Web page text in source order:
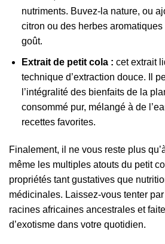
nutriments. Buvez-la nature, ou
citron ou des herbes
goût.
Extrait de petit cola : cet extrait
technique d’extraction douce. Il
l’intégralité des bienfaits de la
consommé pur, mélangé à de
recettes favorites.
Finalement, il ne vous reste plus
même les multiples atouts du petit
propriétés tant gustatives que
médicinales. Laissez-vous tenter
racines africaines ancestrales et
d’exotisme dans votre quotidien.